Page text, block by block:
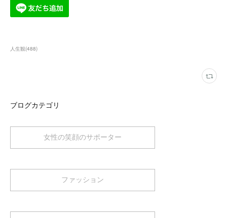
人生観(488)
ブログカテゴリ
女性の笑顔のサポーター
ファッション